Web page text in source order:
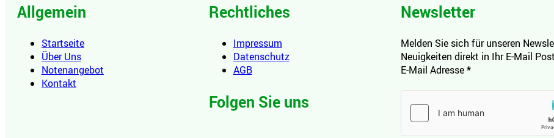
Allgemein
Startseite
Über Uns
Notenangebot
Kontakt
Rechtliches
Impressum
Datenschutz
AGB
Folgen Sie uns
Newsletter
Melden Sie sich für unseren
Neuigkeiten direkt in Ihr E-Mail
E-Mail Adresse*